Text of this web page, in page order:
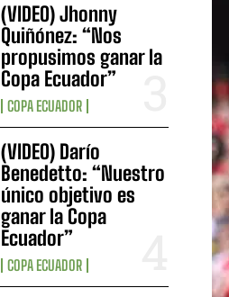
(VIDEO) Jhonny
Quiñónez: “Nos
propusimos ganar la
Copa Ecuador”
COPA ECUADOR
(VIDEO) Darío
Benedetto: “Nuestro
único objetivo es
ganar la Copa
Ecuador”
COPA ECUADOR